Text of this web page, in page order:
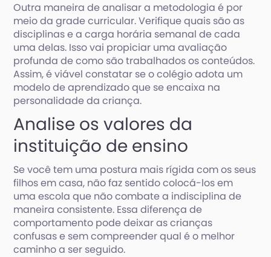
Outra maneira de analisar a metodologia é por
meio da grade curricular. Verifique quais são as
disciplinas e a carga horária semanal de cada
uma delas. Isso vai propiciar uma avaliação
profunda de como são trabalhados os conteúdos.
Assim, é viável constatar se o colégio adota um
modelo de aprendizado que se encaixa na
personalidade da criança.
Analise os valores da
instituição de ensino
Se você tem uma postura mais rígida com os seus
filhos em casa, não faz sentido colocá-los em
uma escola que não combate a indisciplina de
maneira consistente. Essa diferença de
comportamento pode deixar as crianças
confusas e sem compreender qual é o melhor
caminho a ser seguido.